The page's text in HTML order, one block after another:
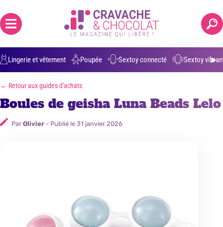
Lingerie et vêtement Poupée Sextoy connecté Sextoy
grossesse Anulingus Ejaculation buccale Parler de
← Retour aux guides d'achats
Boules de geisha Luna Beads Lelo
Par Olivier - Publié le 31 janvier 2026